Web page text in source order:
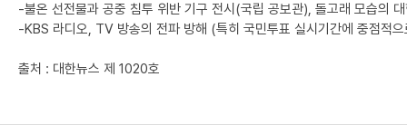
-불온 선전물과 공중 침투 위반 기구 전시(국립 공보관), 돌고래 모습의
-KBS 라디오, TV 방송의 전파 방해 (특히 국민투표 실시기간에 중점적
출처 : 대한뉴스 제 1020호